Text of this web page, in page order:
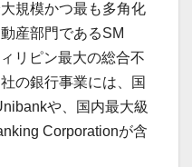
規模かつ最も多角化
産部門であるSM
リピン最大の総合不
の銀行事業には、国
や、国内最大級
Corporationが含